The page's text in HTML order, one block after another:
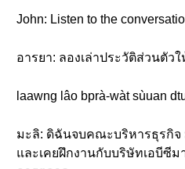
John: Listen to the
อารยา: ลองเล่าประวัติส่วนตัว
laawng lâo bprà-wàt sùuan
มะลิ: ดิฉันจบคณะบริหารธุรกิจ
และเคยฝึกงานกับบริษัทเอบีซี